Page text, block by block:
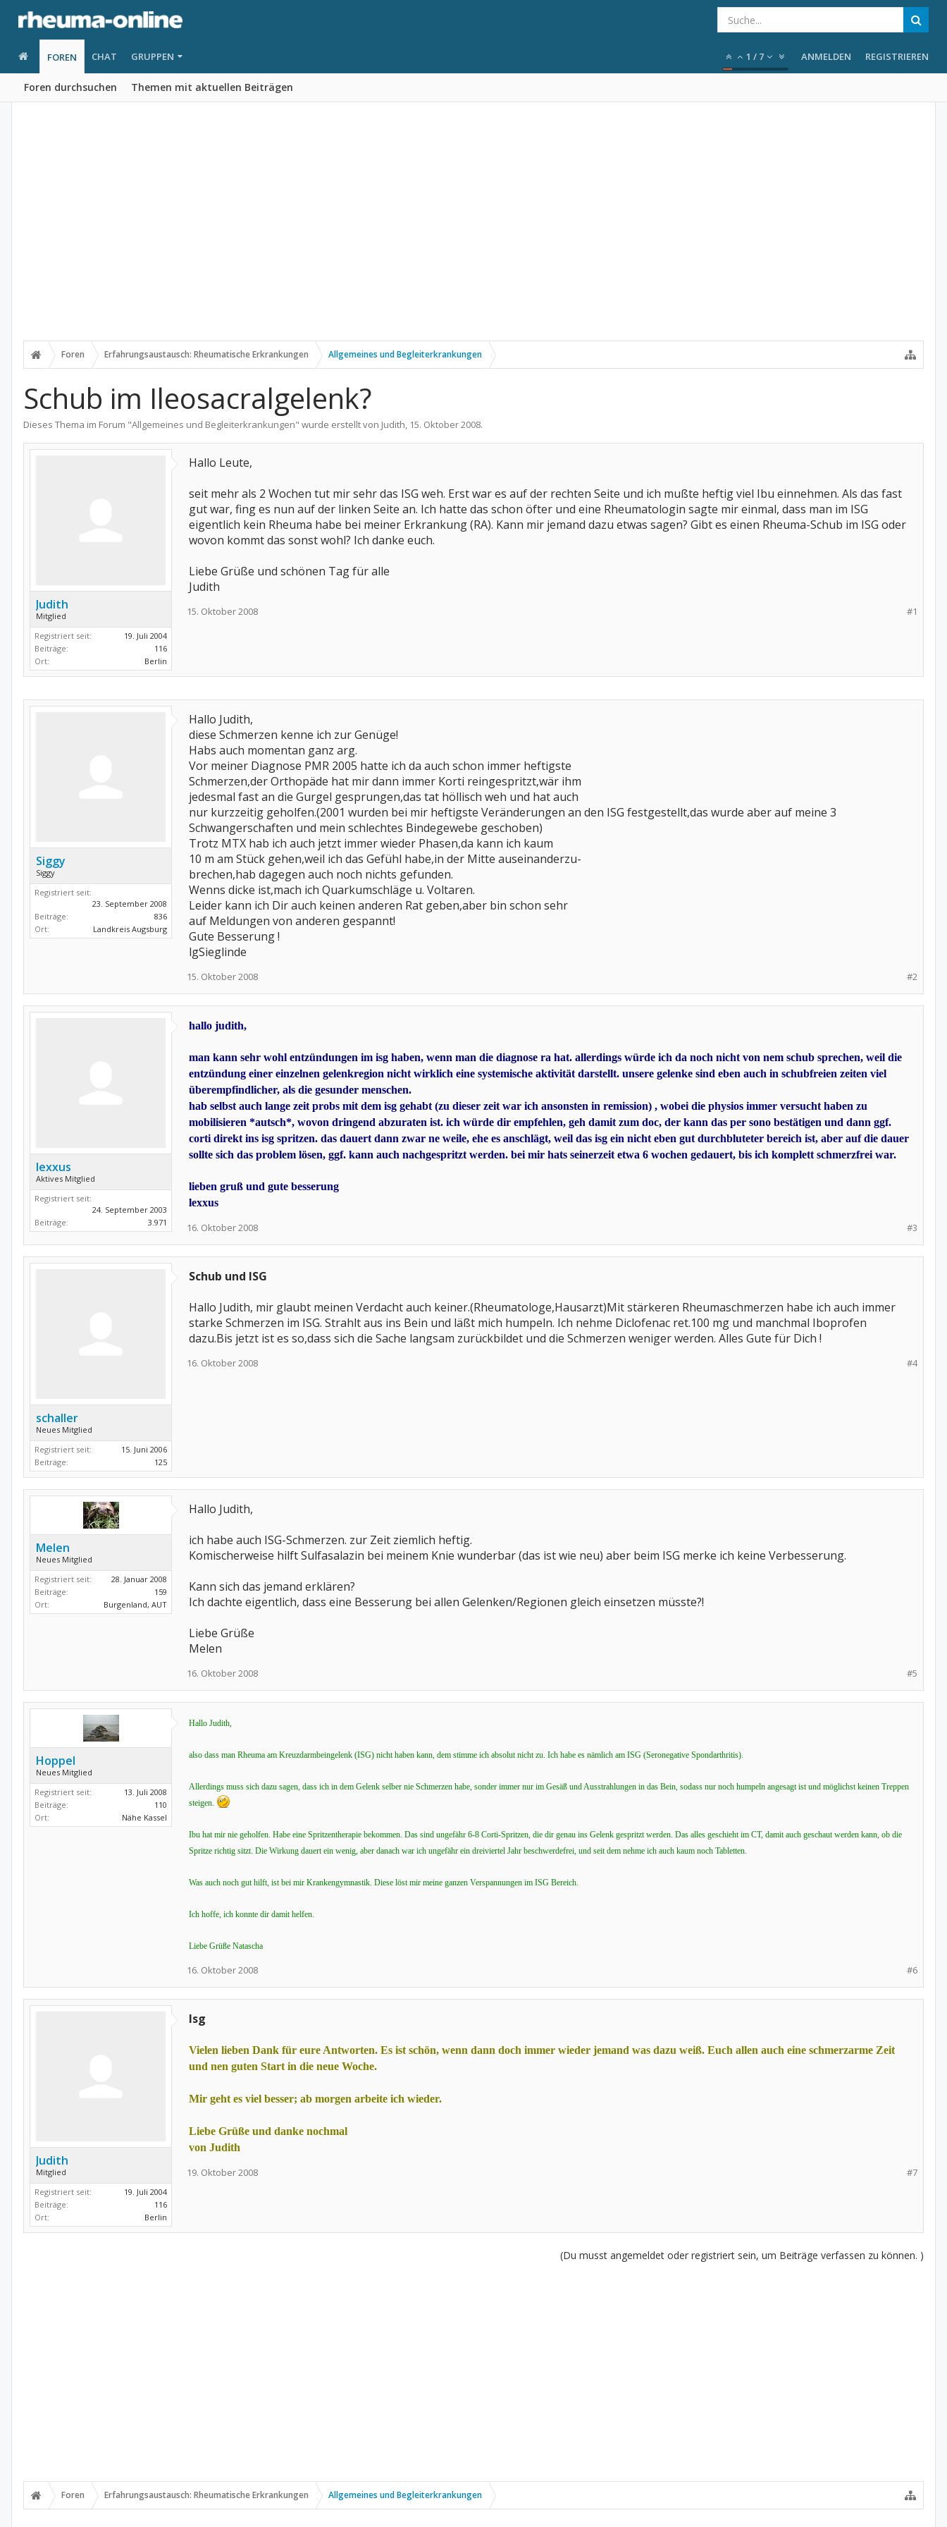
FOREN
Foren durchsuchen Themen mit aktuellen Beiträgen
CHAT GRUPPEN 1 / 7 ANMELDEN REGISTRIEREN
Foren Erfahrungsaustausch: Rheumatische Erkrankungen Allgemeines und Begleiterkrankungen
Schub im Ileosacralgelenk?
Dieses Thema im Forum "Allgemeines und Begleiterkrankungen" wurde erstellt von Judith, 15. Oktober 2008.
Judith
Mitglied
Registriert seit:
19. Juli 2004
Beiträge:
116
Ort:
Berlin
Hallo Leute,
seit mehr als 2 Wochen tut mir sehr das ISG weh. Erst war es auf der rechten Seite und ich mußte heftig viel Ibu einnehmen. Als das fast
gut war, fing es nun auf der linken Seite an. Ich hatte das schon öfter und eine Rheumatologin sagte mir einmal, dass man im ISG
eigentlich kein Rheuma habe bei meiner Erkrankung (RA). Kann mir jemand dazu etwas sagen? Gibt es einen Rheuma-Schub im ISG oder
wovon kommt das sonst wohl? Ich danke euch.
Liebe Grüße und schönen Tag für alle
Judith
#1
15. Oktober 2008
Siggy
Siggy
Registriert seit:
23. September 2008
Beiträge:
836
Ort:
Landkreis Augsburg
Hallo Judith,
diese Schmerzen kenne ich zur Genüge!
Habs auch momentan ganz arg.
Vor meiner Diagnose PMR 2005 hatte ich da auch schon immer heftigste
Schmerzen,der Orthopäde hat mir dann immer Korti reingespritzt,wär ihm
jedesmal fast an die Gurgel gesprungen,das tat höllisch weh und hat auch
nur kurzzeitig geholfen.(2001 wurden bei mir heftigste Veränderungen an den ISG festgestellt,das wurde aber auf meine 3
Schwangerschaften und mein schlechtes Bindegewebe geschoben)
Trotz MTX hab ich auch jetzt immer wieder Phasen,da kann ich kaum
10 m am Stück gehen,weil ich das Gefühl habe,in der Mitte auseinanderzu-
brechen,hab dagegen auch noch nichts gefunden.
Wenns dicke ist,mach ich Quarkumschläge u. Voltaren.
Leider kann ich Dir auch keinen anderen Rat geben,aber bin schon sehr
auf Meldungen von anderen gespannt!
Gute Besserung !
lgSieglinde
#2
15. Oktober 2008
lexxus
Aktives Mitglied
Registriert seit:
24. September 2003
Beiträge:
3.971
hallo judith,
man kann sehr wohl entzündungen im isg haben, wenn man die diagnose ra hat. allerdings würde ich da noch nicht von nem schub sprechen, weil die
entzündung einer einzelnen gelenkregion nicht wirklich eine systemische aktivität darstellt. unsere gelenke sind eben auch in schubfreien zeiten viel
überempfindlicher, als die gesunder menschen.
hab selbst auch lange zeit probs mit dem isg gehabt (zu dieser zeit war ich ansonsten in remission) , wobei die physios immer versucht haben zu
mobilisieren *autsch*, wovon dringend abzuraten ist. ich würde dir empfehlen, geh damit zum doc, der kann das per sono bestätigen und dann ggf.
corti direkt ins isg spritzen. das dauert dann zwar ne weile, ehe es anschlägt, weil das isg ein nicht eben gut durchbluteter bereich ist, aber auf die dauer
sollte sich das problem lösen, ggf. kann auch nachgespritzt werden. bei mir hats seinerzeit etwa 6 wochen gedauert, bis ich komplett schmerzfrei war.
lieben gruß und gute besserung
lexxus
#3
16. Oktober 2008
schaller
Neues Mitglied
Registriert seit:
15. Juni 2006
Beiträge:
125
Schub und ISG
Hallo Judith, mir glaubt meinen Verdacht auch keiner.(Rheumatologe,Hausarzt)Mit stärkeren Rheumaschmerzen habe ich auch immer
starke Schmerzen im ISG. Strahlt aus ins Bein und läßt mich humpeln. Ich nehme Diclofenac ret.100 mg und manchmal Iboprofen
dazu.Bis jetzt ist es so,dass sich die Sache langsam zurückbildet und die Schmerzen weniger werden. Alles Gute für Dich !
#4
16. Oktober 2008
Melen
Neues Mitglied
Registriert seit:
28. Januar 2008
Beiträge:
159
Ort:
Burgenland, AUT
Hallo Judith,
ich habe auch ISG-Schmerzen. zur Zeit ziemlich heftig.
Komischerweise hilft Sulfasalazin bei meinem Knie wunderbar (das ist wie neu) aber beim ISG merke ich keine Verbesserung.
Kann sich das jemand erklären?
Ich dachte eigentlich, dass eine Besserung bei allen Gelenken/Regionen gleich einsetzen müsste?!
Liebe Grüße
Melen
#5
16. Oktober 2008
Hoppel
Neues Mitglied
Registriert seit:
13. Juli 2008
Beiträge:
110
Ort:
Nähe Kassel
Hallo Judith,
also dass man Rheuma am Kreuzdarmbeingelenk (ISG) nicht haben kann, dem stimme ich absolut nicht zu. Ich habe es nämlich am ISG (Seronegative Spondarthritis).
Allerdings muss sich dazu sagen, dass ich in dem Gelenk selber nie Schmerzen habe, sonder immer nur im Gesäß und Ausstrahlungen in das Bein, sodass nur noch humpeln angesagt ist und möglichst keinen Treppen
steigen.
Ibu hat mir nie geholfen. Habe eine Spritzentherapie bekommen. Das sind ungefähr 6-8 Corti-Spritzen, die dir genau ins Gelenk gespritzt werden. Das alles geschieht im CT, damit auch geschaut werden kann, ob die
Spritze richtig sitzt. Die Wirkung dauert ein wenig, aber danach war ich ungefähr ein dreiviertel Jahr beschwerdefrei, und seit dem nehme ich auch kaum noch Tabletten.
Was auch noch gut hilft, ist bei mir Krankengymnastik. Diese löst mir meine ganzen Verspannungen im ISG Bereich.
Ich hoffe, ich konnte dir damit helfen.
Liebe Grüße Natascha
#6
16. Oktober 2008
Judith
Mitglied
Registriert seit:
19. Juli 2004
Beiträge:
116
Ort:
Berlin
Isg
Vielen lieben Dank für eure Antworten. Es ist schön, wenn dann doch immer wieder jemand was dazu weiß. Euch allen auch eine schmerzarme Zeit
und nen guten Start in die neue Woche.
Mir geht es viel besser; ab morgen arbeite ich wieder.
Liebe Grüße und danke nochmal
von Judith
#7
19. Oktober 2008
(Du musst angemeldet oder registriert sein, um Beiträge verfassen zu können. )
Foren Erfahrungsaustausch: Rheumatische Erkrankungen Allgemeines und Begleiterkrankungen